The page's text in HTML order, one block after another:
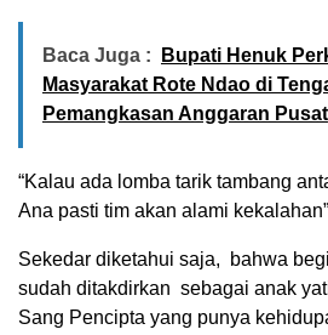
Baca Juga :
Bupati Henuk
Masyarakat Rote Ndao di
Pemangkasan Anggaran Pusat
“Kalau ada lomba tarik tambang
Ana pasti tim akan alami
Sekedar diketahui saja, bahwa
sudah ditakdirkan sebagai anak
Sang Pencipta yang punya